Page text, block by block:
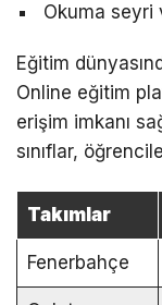
Okuma
Eğitim
Online eğitim
erişim imkanı
sınıflar,
Takımlar
Fenerbahçe